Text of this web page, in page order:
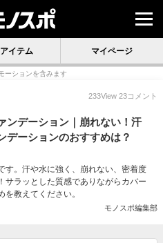
イテム マイページ
ーションを含みます
233View 23コメント
ンデーション｜崩れない！汗
デーションのおすすめは？
す。汗や水に強く、崩れない、密着度
サラッとした質感でありながらカバー
教えてください。
モノスポ編集部